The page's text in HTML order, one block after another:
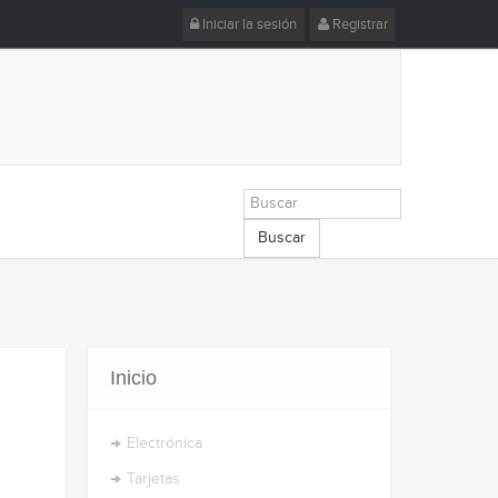
Iniciar la sesión Registrar
Buscar
Inicio
Electrónica
Tarjetas